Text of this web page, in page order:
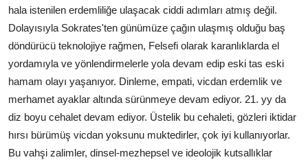
hala istenilen erdemliliğe ulaşacak ciddi adımları atmış değil.
Dolayısıyla Sokrates'ten günümüze çağın ulaşmış olduğu baş
döndürücü teknolojiye rağmen, Felsefi olarak karanlıklarda el
yordamıyla ve yönlendirmelerle yola devam edip eski tas eski
hamam olayı yaşanıyor. Dinleme, empati, vicdan erdemlik ve
merhamet ayaklar altında sürünmeye devam ediyor. 21. yy da
diz boyu cehalet devam ediyor. Üstelik bu cehaleti, gözleri iktidar
hırsı bürümüş vicdan yoksunu muktedirler, çok iyi kullanıyorlar.
Bu vahşi zalimler, dinsel-mezhepsel ve ideolojik kutsallıklar